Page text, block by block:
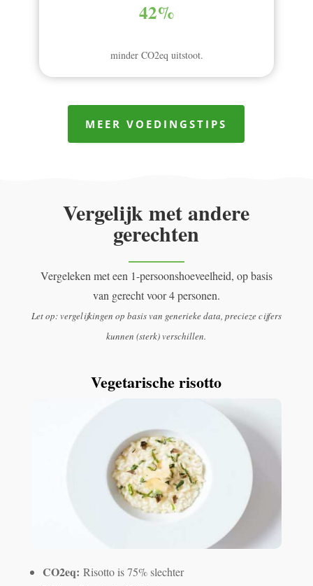
42%
minder CO2eq uitstoot.
MEER VOEDINGSTIPS
Vergelijk met andere
gerechten
Vergeleken met een 1-persoonshoeveelheid, op basis
van gerecht voor 4 personen.
Let op: vergelijkingen op basis van generieke data, precieze cijfers
kunnen (sterk) verschillen.
Vegetarische risotto
CO2eq: Risotto is 75% slechter